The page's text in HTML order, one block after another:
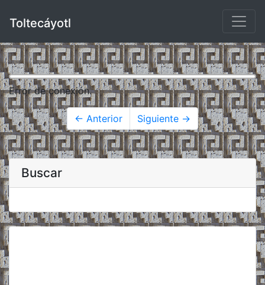
Toltecáyotl
Error de conexión.
← Anterior Siguiente →
Buscar